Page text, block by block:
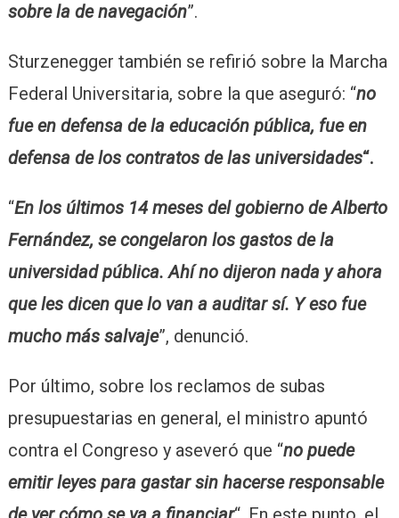
sobre la de navegación”.
Sturzenegger también se refirió sobre la Marcha
Federal Universitaria, sobre la que aseguró: “no
fue en defensa de la educación pública, fue en
defensa de los contratos de las universidades“.
“En los últimos 14 meses del gobierno de Alberto
Fernández, se congelaron los gastos de la
universidad pública. Ahí no dijeron nada y ahora
que les dicen que lo van a auditar sí. Y eso fue
mucho más salvaje”, denunció.
Por último, sobre los reclamos de subas
presupuestarias en general, el ministro apuntó
contra el Congreso y aseveró que “no puede
emitir leyes para gastar sin hacerse responsable